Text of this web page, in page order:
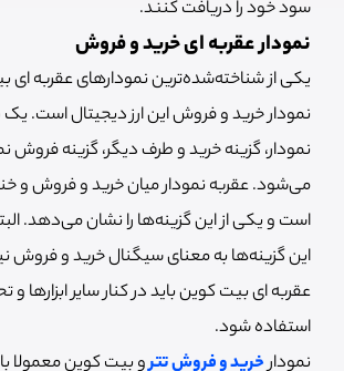
سود خود را دریافت کنند.
نمودار عقربه ای خرید و فروش
یکی از شناخته‌شده‌ترین نمودارهای عقربه ای
نمودار خرید و فروش این ارز دیجیتال است.
نمودار، گزینه خرید و طرف دیگر، گزینه فروش
می‌شود. عقربه‌ نمودار میان خرید و فروش و
است و یکی از این گزینه‌ها را نشان می‌دهد.
این گزینه‌ها به معنای سیگنال خرید و فروش
عقربه ای بیت کوین باید در کنار سایر ابزارها و
استفاده شود.
نمودارخرید و فروش تترو بیت کوین معمولا